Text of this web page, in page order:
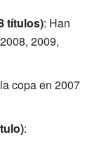
títulos): Han
2009,
copa en 2007
: